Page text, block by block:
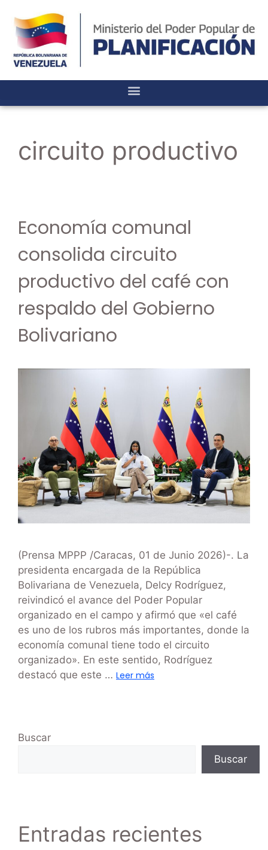
circuito productivo
Economía comunal
consolida circuito
productivo del café con
respaldo del Gobierno
Bolivariano
(Prensa MPPP /Caracas, 01 de Junio 2026)-. La
presidenta encargada de la República
Bolivariana de Venezuela, Delcy Rodríguez,
reivindicó el avance del Poder Popular
organizado en el campo y afirmó que «el café
es uno de los rubros más importantes, donde la
economía comunal tiene todo el circuito
organizado». En este sentido, Rodríguez
destacó que este … Leer más
Buscar
Buscar
Entradas recientes